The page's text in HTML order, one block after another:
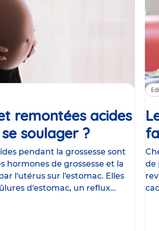
remontées acides
soulager ?Article
pendant la grossesse sont
hormones de grossesse et la
l'utérus sur l'estomac. Elles
d'estomac, un reflux
de